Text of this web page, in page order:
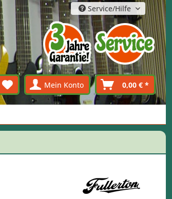
Service/Hilfe
Mein Konto 0,00 € *